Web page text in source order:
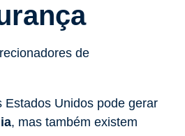
Estados Unidos pode gerar
, mas também existem